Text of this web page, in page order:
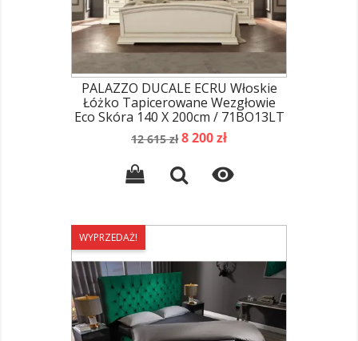
PALAZZO DUCALE ECRU Włoskie
Łóżko Tapicerowane Wezgłowie
Eco Skóra 140 X 200cm / 71BO13LT
Cena
12 615 zł Cena
8 200 zł

WYPRZEDAŻ!